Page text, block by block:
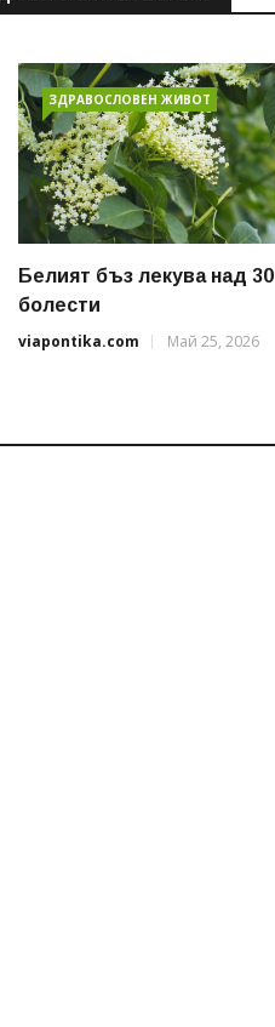
ЗДРАВОСЛОВЕН ЖИВОТ
Белият бъз лекува над 30
болести
viapontika.com
Май 25, 2026